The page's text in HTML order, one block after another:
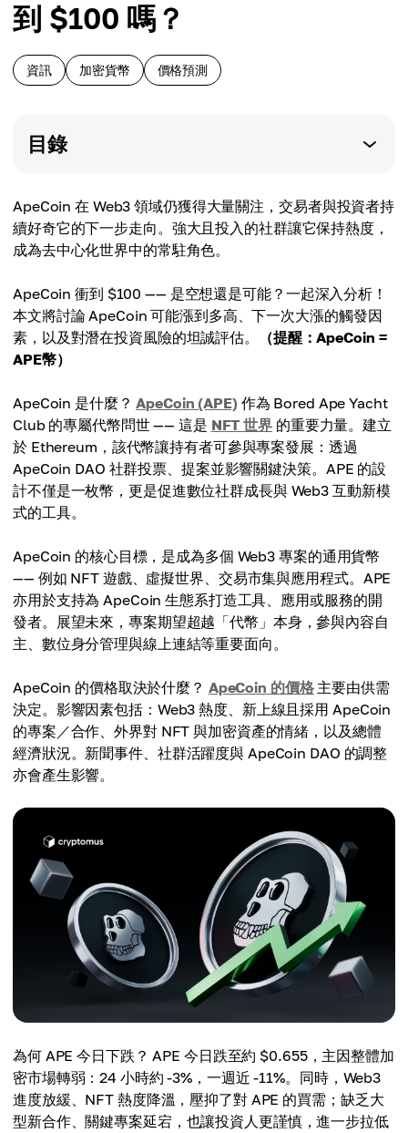
到 $100 嗎？
資訊 加密貨幣 價格預測
目錄
ApeCoin 在 Web3 領域仍獲得大量關注，交易者與投資者持
續好奇它的下一步走向。強大且投入的社群讓它保持熱度，
成為去中心化世界中的常駐角色。
ApeCoin 衝到 $100 —— 是空想還是可能？一起深入分析！
本文將討論 ApeCoin 可能漲到多高、下一次大漲的觸發因
素，以及對潛在投資風險的坦誠評估。
（提醒：ApeCoin =
APE幣）
ApeCoin 是什麼？ApeCoin (APE) 作為 Bored Ape Yacht
Club 的專屬代幣問世 —— 這是 NFT 世界 的重要力量。建立
於 Ethereum，該代幣讓持有者可參與專案發展：透過
ApeCoin DAO 社群投票、提案並影響關鍵決策。APE 的設
計不僅是一枚幣，更是促進數位社群成長與 Web3 互動新模
式的工具。
ApeCoin 的核心目標，是成為多個 Web3 專案的通用貨幣
—— 例如 NFT 遊戲、虛擬世界、交易市集與應用程式。APE
亦用於支持為 ApeCoin 生態系打造工具、應用或服務的開
發者。展望未來，專案期望超越「代幣」本身，參與內容自
主、數位身分管理與線上連結等重要面向。
ApeCoin 的價格取決於什麼？ ApeCoin 的價格主要由供需
決定。影響因素包括：Web3 熱度、新上線且採用 ApeCoin
的專案／合作、外界對 NFT 與加密資產的情緒，以及總體
經濟狀況。新聞事件、社群活躍度與 ApeCoin DAO 的調整
亦會產生影響。
為何 APE 今日下跌？ APE 今日跌至約 $0.655，主因整體加
密市場轉弱：24 小時約 -3%，一週近 -11%。同時，Web3
進度放緩、NFT 熱度降溫，壓抑了對 APE 的買需；缺乏大
型新合作、關鍵專案延宕，也讓投資人更謹慎，進一步拉低